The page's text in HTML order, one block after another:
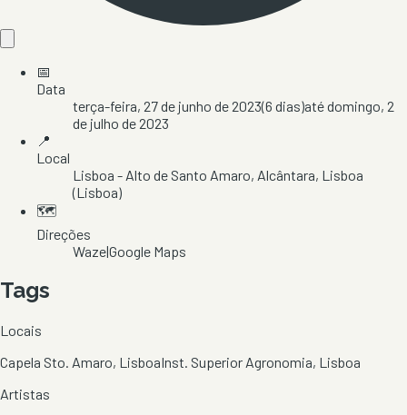
📅
Data
terça-feira, 27 de junho de 2023(6 dias)atédomingo, 2
de julho de 2023
📍
Local
Lisboa - Alto de Santo Amaro, Alcântara, Lisboa
(Lisboa)
🗺️
Direções
Waze|Google Maps
Tags
Locais
Capela Sto. Amaro, LisboaInst. Superior Agronomia, Lisboa
Artistas